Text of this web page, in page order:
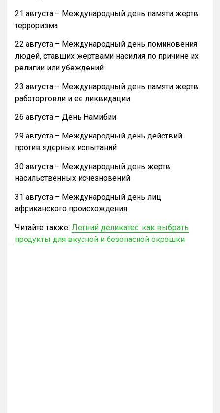
21 августа – Международный день памяти жертв
терроризма
22 августа – Международный день поминовения
людей, ставших жертвами насилия по причине их
религии или убеждений
23 августа – Международный день памяти жертв
работорговли и ее ликвидации
26 августа – День Намибии
29 августа – Международный день действий
против ядерных испытаний
30 августа – Международный день жертв
насильственных исчезновений
31 августа – Международный день лиц
африканского происхождения
Читайте также: Летний деликатес: как выбрать
продукты для вкусной и безопасной окрошки